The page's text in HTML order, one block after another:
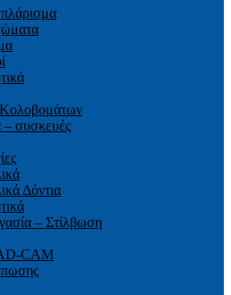
συσκευές
Δόντια
– Στίλβωση
CAM